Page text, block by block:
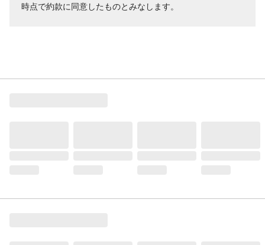
時点で約款に同意したものとみなします。